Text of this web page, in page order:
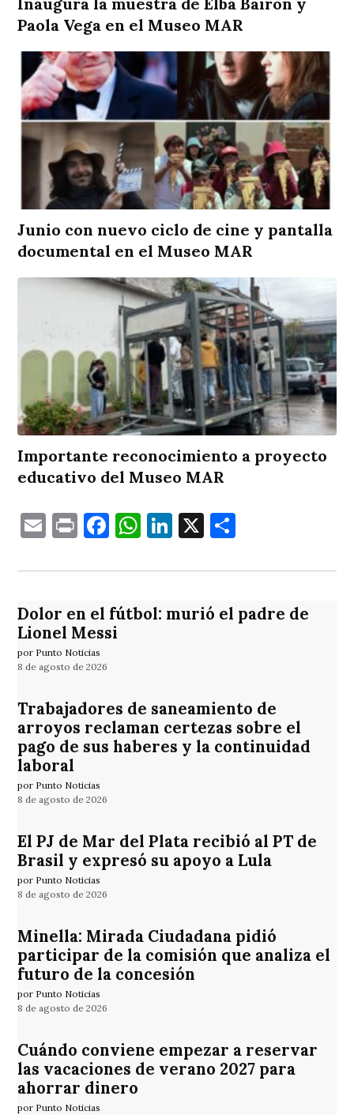
Paola Vega en el Museo MAR
Junio con nuevo ciclo de cine y pantalla
documental en el Museo MAR
Importante reconocimiento a proyecto
educativo del Museo MAR
EmailPrintFacebook
WhatsApp
LinkedIn
X
Dolor en el fútbol: murió el padre de
Lionel Messi
por Punto Noticias
8 de agosto de 2026
Trabajadores de saneamiento de
arroyos reclaman certezas sobre el
pago de sus haberes y la continuidad
laboral
por Punto Noticias
8 de agosto de 2026
El PJ de Mar del Plata recibió al PT de
Brasil y expresó su apoyo a Lula
por Punto Noticias
8 de agosto de 2026
Minella: Mirada Ciudadana pidió
participar de la comisión que analiza el
futuro de la concesión
por Punto Noticias
8 de agosto de 2026
Cuándo conviene empezar a reservar
las vacaciones de verano 2027 para
ahorrar dinero
por Punto Noticias